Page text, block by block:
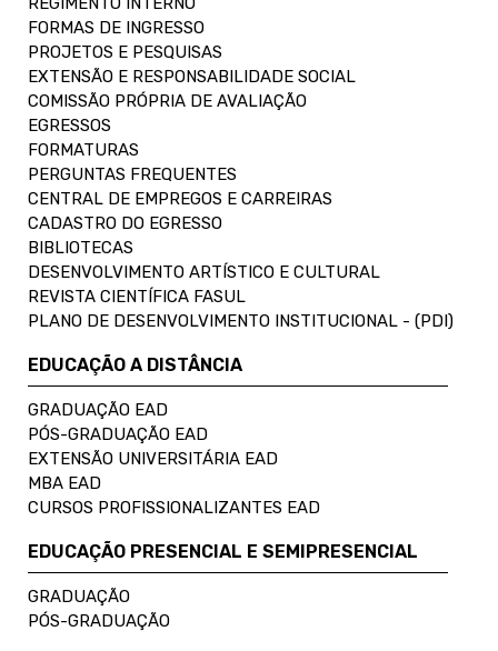
FORMAS DE INGRESSO
PROJETOS E PESQUISAS
EXTENSÃO E RESPONSABILIDADE SOCIAL
COMISSÃO PRÓPRIA DE AVALIAÇÃO
EGRESSOS
FORMATURAS
PERGUNTAS FREQUENTES
CENTRAL DE EMPREGOS E CARREIRAS
CADASTRO DO EGRESSO
BIBLIOTECAS
DESENVOLVIMENTO ARTÍSTICO E CULTURAL
REVISTA CIENTÍFICA FASUL
PLANO DE DESENVOLVIMENTO INSTITUCIONAL - (PDI)
EDUCAÇÃO A DISTÂNCIA
GRADUAÇÃO EAD
PÓS-GRADUAÇÃO EAD
EXTENSÃO UNIVERSITÁRIA EAD
MBA EAD
CURSOS PROFISSIONALIZANTES EAD
EDUCAÇÃO PRESENCIAL E SEMIPRESENCIAL
GRADUAÇÃO
PÓS-GRADUAÇÃO